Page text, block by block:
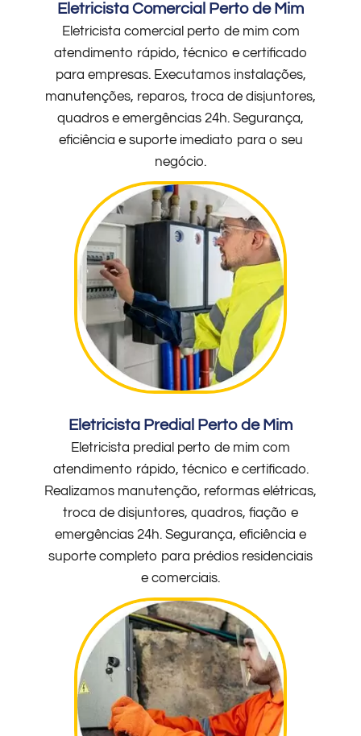
Eletricista Comercial Perto de Mim
Eletricista comercial perto de mim com
atendimento rápido, técnico e certificado
para empresas. Executamos instalações,
manutenções, reparos, troca de disjuntores,
quadros e emergências 24h. Segurança,
eficiência e suporte imediato para o seu
negócio.
Eletricista Predial Perto de Mim
Eletricista predial perto de mim com
atendimento rápido, técnico e certificado.
Realizamos manutenção, reformas elétricas,
troca de disjuntores, quadros, fiação e
emergências 24h. Segurança, eficiência e
suporte completo para prédios residenciais
e comerciais.